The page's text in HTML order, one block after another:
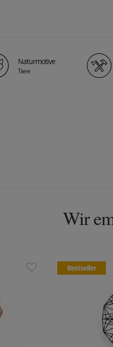
Naturmotive
Tiere
Wir
Bestseller